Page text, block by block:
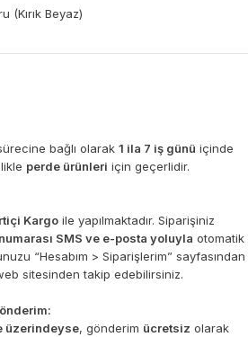
(Kırık Beyaz)
bağlı olarak 1 ila 7 iş günü içinde
perde ürünleri için geçerlidir.
Kargo ile yapılmaktadır. Siparişiniz
SMS ve e-posta yoluyla otomatik
“Hesabım > Siparişlerim” sayfasından
sitesinden takip edebilirsiniz.
üzerindeyse, gönderim ücretsiz olarak